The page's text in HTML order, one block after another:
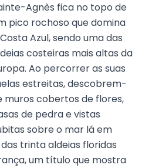
Agnès fica no topo de
pico rochoso que domina
Azul, sendo uma das
costeiras mais altas da
Ao percorrer as suas
estreitas, descobrem-
muros cobertos de flores,
de pedra e vistas
sobre o mar lá em
trinta aldeias floridas
um título que mostra